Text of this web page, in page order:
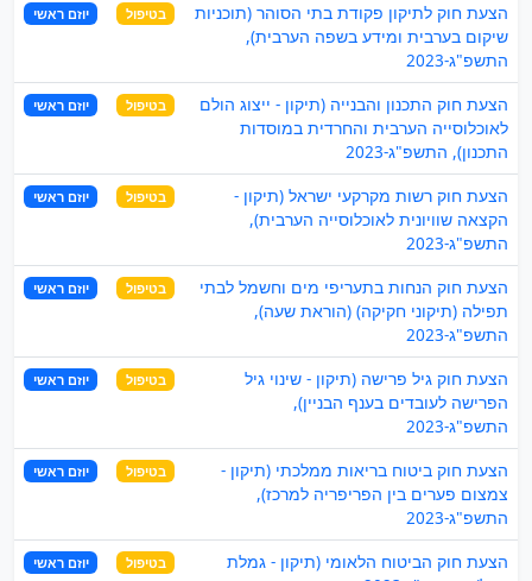
הצעת חוק לתיקון פקודת בתי הסוהר (תוכניות
שיקום בערבית ומידע בשפה הערבית),
התשפ"ג-2023
בטיפול יוזם ראשי
הצעת חוק התכנון והבנייה (תיקון - ייצוג הולם
לאוכלוסייה הערבית והחרדית במוסדות
התכנון), התשפ"ג-2023
בטיפול יוזם ראשי
הצעת חוק רשות מקרקעי ישראל (תיקון -
הקצאה שוויונית לאוכלוסייה הערבית),
התשפ"ג-2023
בטיפול יוזם ראשי
הצעת חוק הנחות בתעריפי מים וחשמל לבתי
תפילה (תיקוני חקיקה) (הוראת שעה),
התשפ"ג-2023
בטיפול יוזם ראשי
הצעת חוק גיל פרישה (תיקון - שינוי גיל
הפרישה לעובדים בענף הבניין),
התשפ"ג-2023
בטיפול יוזם ראשי
הצעת חוק ביטוח בריאות ממלכתי (תיקון -
צמצום פערים בין הפריפריה למרכז),
התשפ"ג-2023
בטיפול יוזם ראשי
הצעת חוק הביטוח הלאומי (תיקון - גמלת
בטיפול יוזם ראשי